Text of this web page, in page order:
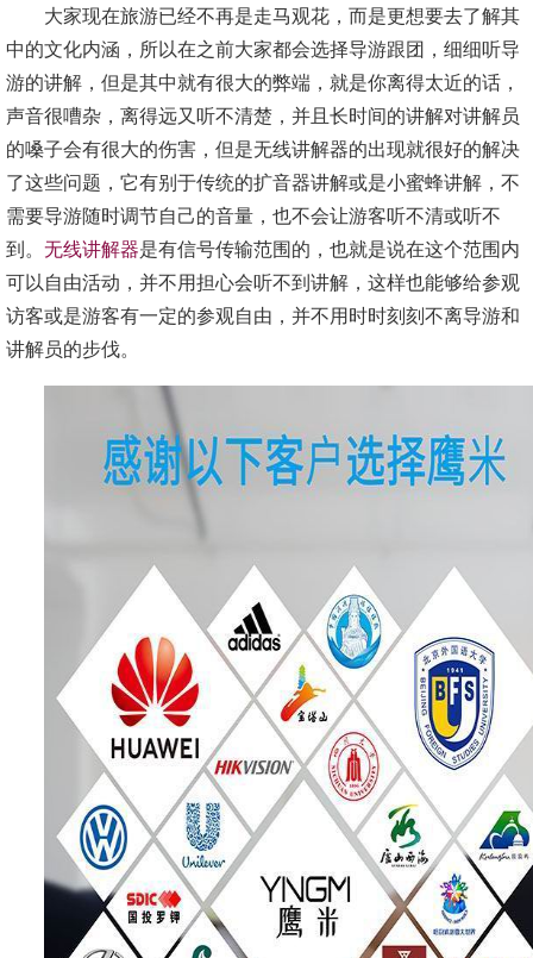
大家现在旅游已经不再是走马观花，而是更想要去了解其
中的文化内涵，所以在之前大家都会选择导游跟团，细细听导
游的讲解，但是其中就有很大的弊端，就是你离得太近的话，
声音很嘈杂，离得远又听不清楚，并且长时间的讲解对讲解员
的嗓子会有很大的伤害，但是无线讲解器的出现就很好的解决
了这些问题，它有别于传统的扩音器讲解或是小蜜蜂讲解，不
需要导游随时调节自己的音量，也不会让游客听不清或听不
到。 无线讲解器是有信号传输范围的，也就是说在这个范围内
可以自由活动，并不用担心会听不到讲解，这样也能够给参观
访客或是游客有一定的参观自由，并不用时时刻刻不离导游和
讲解员的步伐。